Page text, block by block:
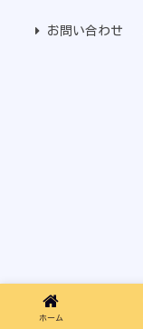
お問い合わせ
ホーム